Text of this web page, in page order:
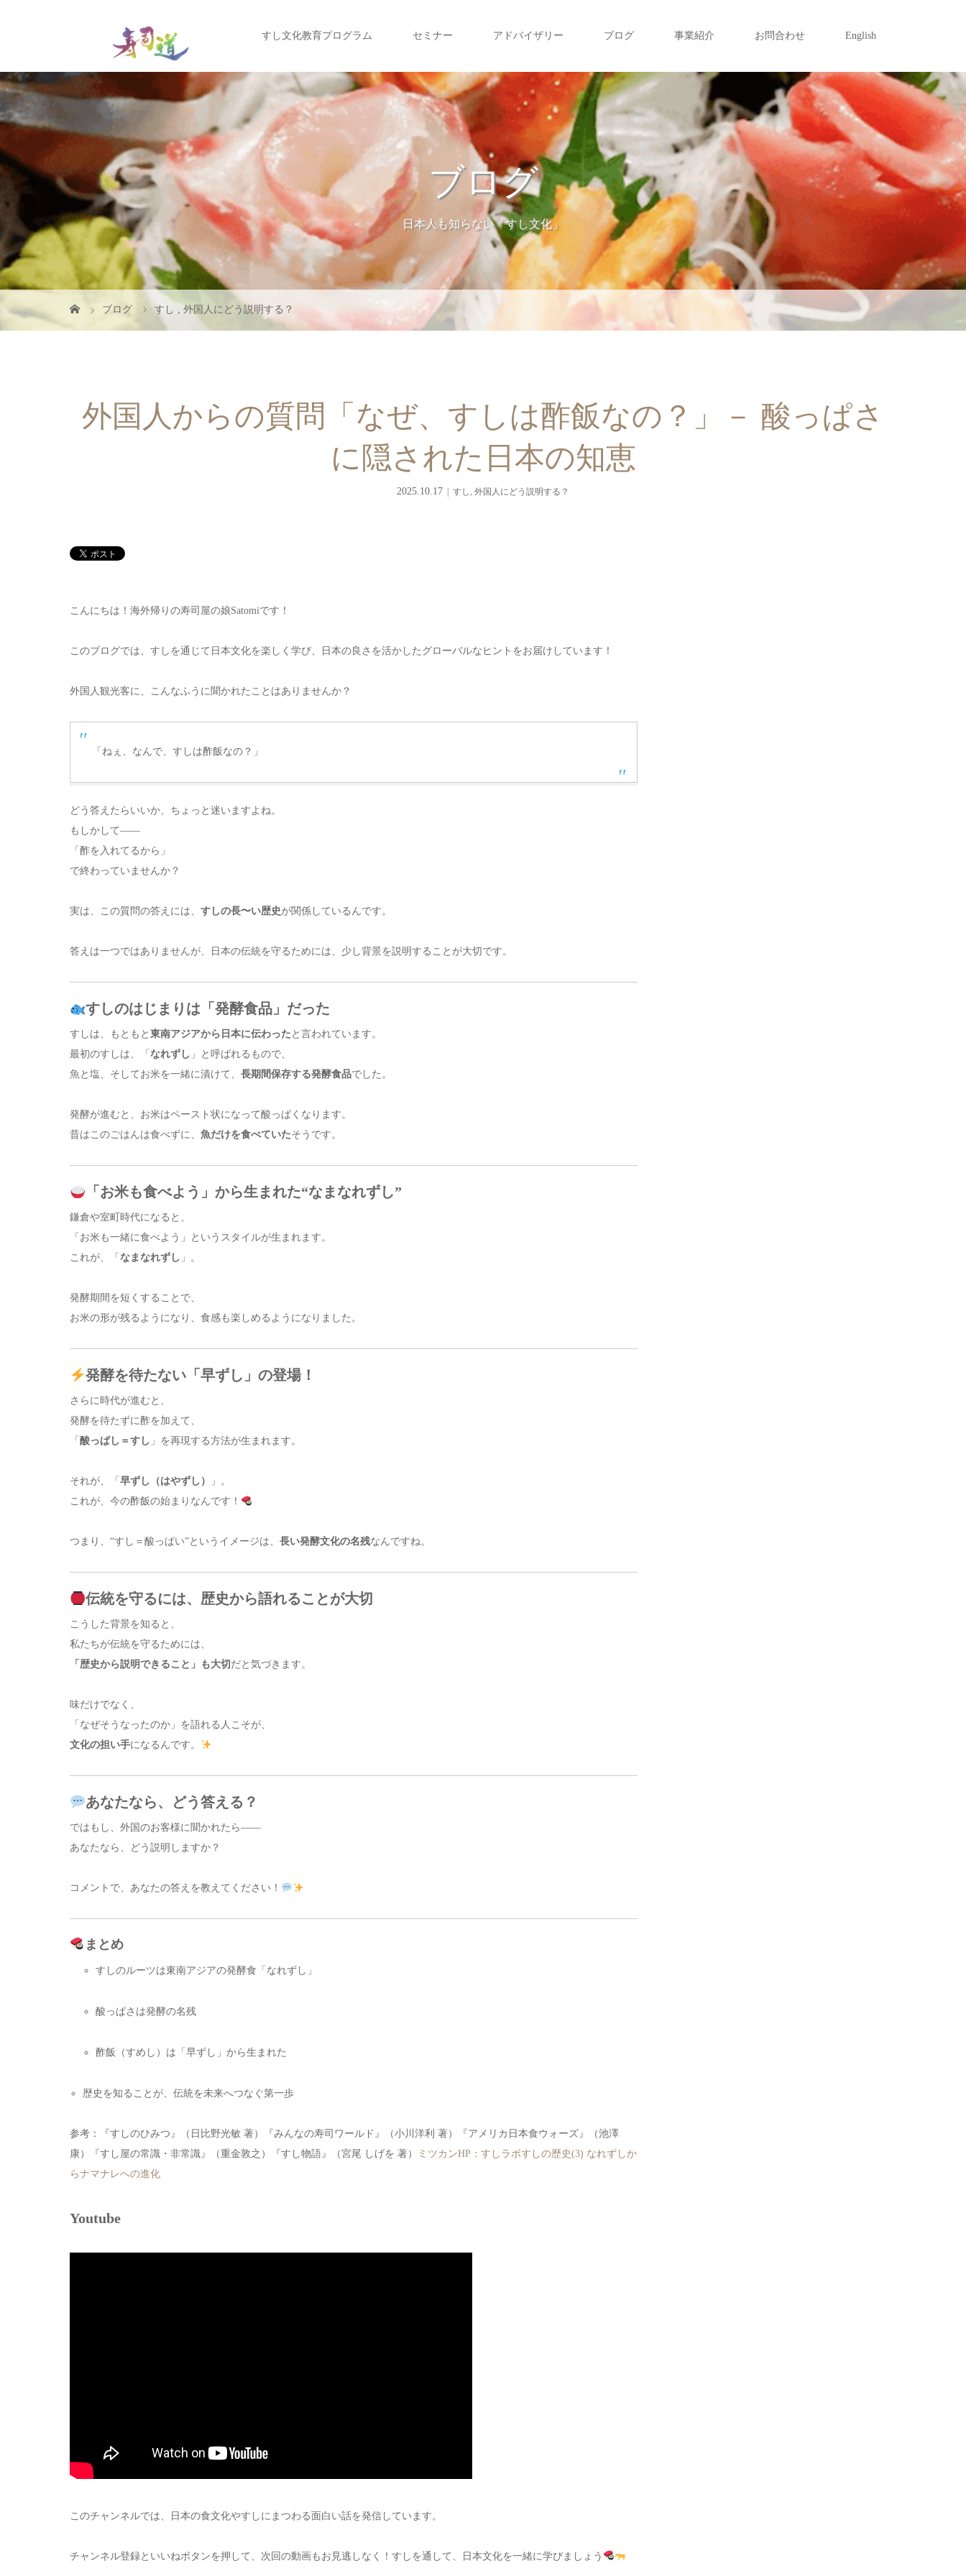
すし文化教育プログラム セミナー アドバイザリー ブログ 事業紹介 お問合わせ English
ブログ
日本人も知らない「すし文化」
ブログ すし , 外国人にどう説明する？
外国人からの質問「なぜ、すしは酢飯なの？」－ 酸っぱさ
に隠された日本の知恵
2025.10.17 すし 外国人にどう説明する？
こんにちは！海外帰りの寿司屋の娘Satomiです！
このブログでは、すしを通じて日本文化を楽しく学び、日本の良さを活かしたグローバルなヒントをお届けしています！
外国人観光客に、こんなふうに聞かれたことはありませんか？
「ねぇ、なんで、すしは酢飯なの？」
どう答えたらいいか、ちょっと迷いますよね。
もしかして——
「酢を入れてるから」
で終わっていませんか？
実は、この質問の答えには、 すしの長〜い歴史が関係しているんです。
答えは一つではありませんが、日本の伝統を守るためには、少し背景を説明することが大切です。
すしのはじまりは「発酵食品」だった
すしは、もともと 東南アジアから日本に伝わった と言われています。
最初のすしは、「 なれずし 」と呼ばれるもので、
魚と塩、そしてお米を一緒に漬けて、 長期間保存する発酵食品でした。
発酵が進むと、お米はペースト状になって酸っぱくなります。
昔はこのごはんは食べずに、 魚だけを食べていたそうです。
「お米も食べよう」から生まれた“なまなれずし”
鎌倉や室町時代になると、
「お米も一緒に食べよう」というスタイルが生まれます。
これが、「 なまなれずし 」。
発酵期間を短くすることで、
お米の形が残るようになり、食感も楽しめるようになりました。
発酵を待たない「早ずし」の登場！
さらに時代が進むと、
発酵を待たずに酢を加えて、
「 酸っぱし＝すし 」を再現する方法が生まれます。
それが、「 早ずし（はやずし）
」。
これが、今の酢飯の始まりなんです！
つまり、“すし＝酸っぱい”というイメージは、 長い発酵文化の名残なんですね。
伝統を守るには、歴史から語れることが大切
こうした背景を知ると、
私たちが伝統を守るためには、
「歴史から説明できること」も大切 だと気づきます。
味だけでなく、
「なぜそうなったのか」を語れる人こそが、
文化の担い手になるんです。
あなたなら、どう答える？
ではもし、外国のお客様に聞かれたら——
あなたなら、どう説明しますか？
コメントで、あなたの答えを教えてください！
まとめ
すしのルーツは東南アジアの発酵食「なれずし」
酸っぱさは発酵の名残
酢飯（すめし）は「早ずし」から生まれた
歴史を知ることが、伝統を未来へつなぐ第一歩
参考：『すしのひみつ』（日比野光敏 著）『みんなの寿司ワールド』（小川洋利 著）『アメリカ日本食ウォーズ』（池澤
康）『すし屋の常識・非常識』（重金敦之）『すし物語』（宮尾 しげを 著）
ミツカンHP：すしラボすしの歴史(3) なれずしか
らナマナレへの進化
Youtube
このチャンネルでは、日本の食文化やすしにまつわる面白い話を発信しています。
チャンネル登録といいねボタンを押して、次回の動画もお見逃しなく！すしを通して、日本文化を一緒に学びましょう